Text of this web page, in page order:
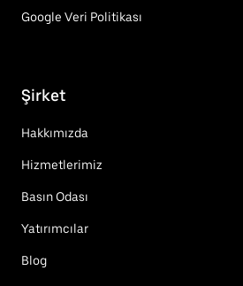
Google Veri Politikası
Şirket
Hakkımızda
Hizmetlerimiz
Basın Odası
Yatırımcılar
Blog